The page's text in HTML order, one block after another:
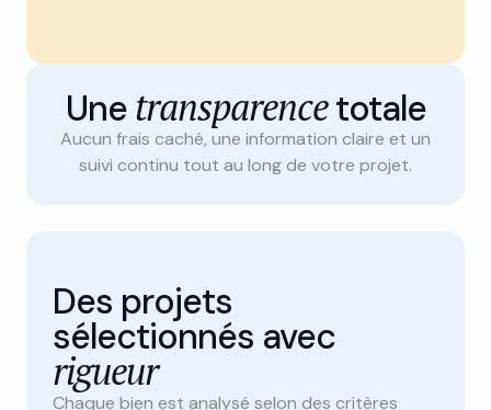
Unetransparencetotale
Aucun frais caché, une information claire et un
suivi continu tout au long de votre projet.
Des projets
sélectionnés avec
rigueur
Chaque bien est analysé selon des critères